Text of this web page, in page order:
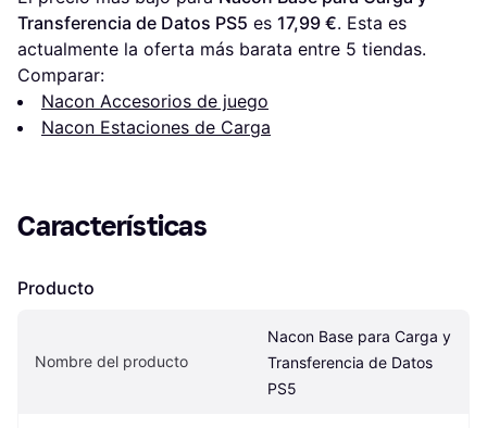
Transferencia de Datos PS5 es 17,99 €. Esta es
actualmente la oferta más barata entre 5 tiendas.
Comparar:
Nacon Accesorios de juego
Nacon Estaciones de Carga
Características
Producto
Nombre del producto
Nacon Base para Carga y
Transferencia de Datos
PS5